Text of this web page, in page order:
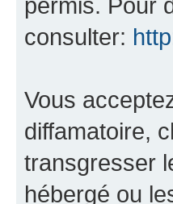
consulter:
Vous
diffamatoire,
transgresser
hébergé ou